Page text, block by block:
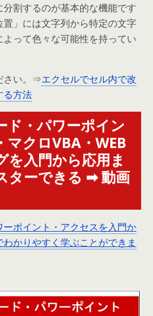
割するのが基本的な機能です
」には文字列から特定の文字
って色々な可能性を持ってい
さい。⇒エクセルでセル内で改
る方法
ド・パワーポイン
マクロVBA・WEB
を入門から応用ま
ターできる ➡ 動画
ポイント・アクセスを入門か
かりやすく学ぶことができま